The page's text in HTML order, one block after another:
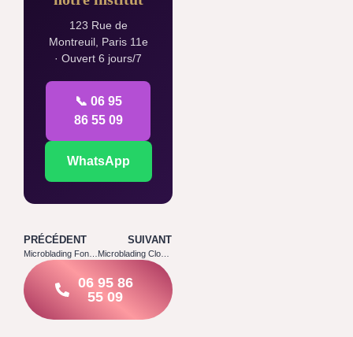
123 Rue de
Montreuil, Paris 11e
· Ouvert 6 jours/7
📞 06 95
86 55 09
WhatsApp
PRÉCÉDENT SUIVANT
06 95 86
55 09